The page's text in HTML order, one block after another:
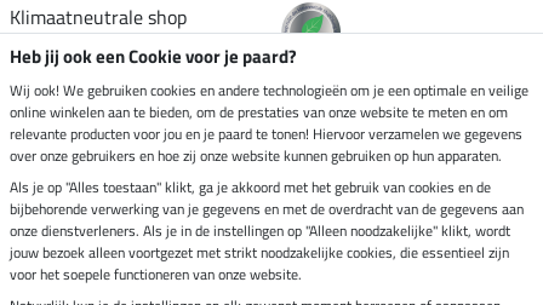
Klimaatneutrale shop
Verzending per
Veilig betalen met
Impressum
Heb jij ook een Cookie voor je paard?
Wij ook! We gebruiken cookies en andere technologieën om je een optimale en veilige
online winkelen aan te bieden, om de prestaties van onze website te meten en om
relevante producten voor jou en je paard te tonen! Hiervoor verzamelen we gegevens
over onze gebruikers en hoe zij onze website kunnen gebruiken op hun apparaten.
Als je op "Alles toestaan" klikt, ga je akkoord met het gebruik van cookies en de
bijbehorende verwerking van je gegevens en met de overdracht van de gegevens aan
onze dienstverleners. Als je in de instellingen op "Alleen noodzakelijke" klikt, wordt
jouw bezoek alleen voortgezet met strikt noodzakelijke cookies, die essentieel zijn
voor het soepele functioneren van onze website.